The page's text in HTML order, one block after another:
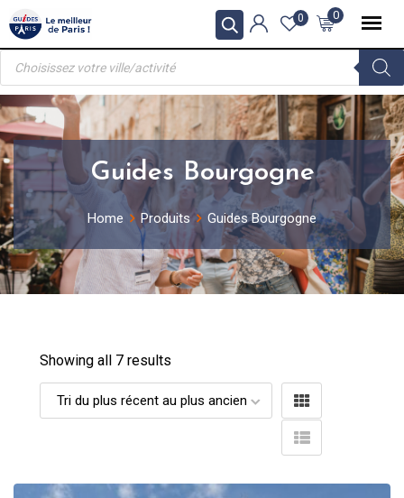
Skip
to
content
0
0
Recherche
produits
Guides Bourgogne
Home Produits Guides Bourgogne
Showing all 7 results